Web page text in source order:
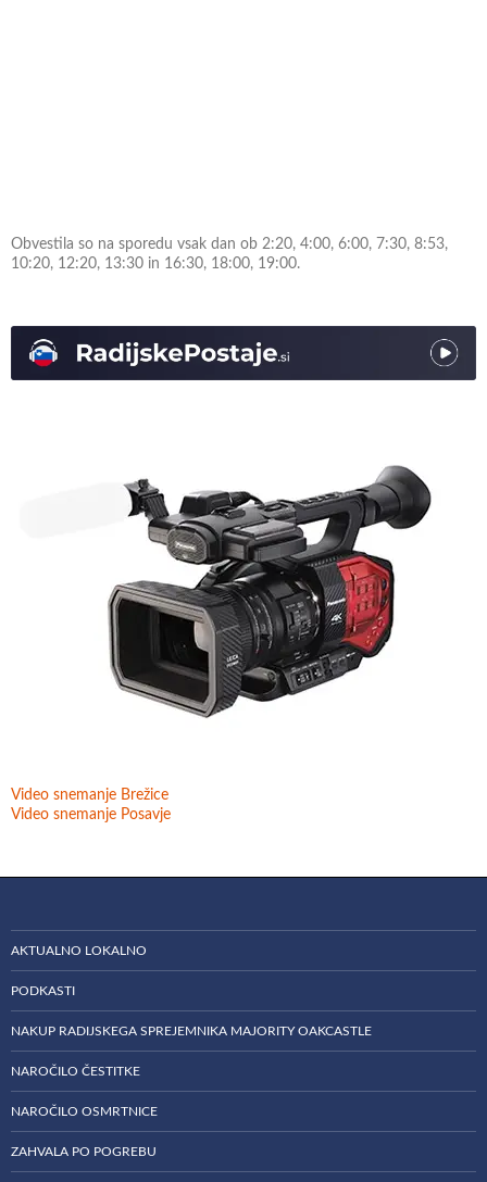
Obvestila so na sporedu vsak dan ob 2:20, 4:00, 6:00, 7:30, 8:53,
10:20, 12:20, 13:30 in 16:30, 18:00, 19:00.
Video snemanje Brežice
Video snemanje Posavje
AKTUALNO LOKALNO
PODKASTI
NAKUP RADIJSKEGA SPREJEMNIKA MAJORITY OAKCASTLE
NAROČILO ČESTITKE
NAROČILO OSMRTNICE
ZAHVALA PO POGREBU